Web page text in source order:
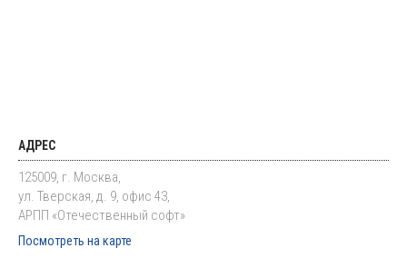
АДРЕС
125009, г. Москва,
ул. Тверская, д. 9, офис 43,
АРПП «Отечественный софт»
Посмотреть на карте